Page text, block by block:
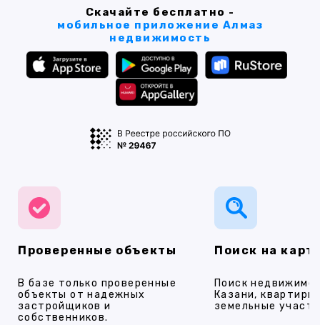
Скачайте бесплатно -
мобильное приложение Алмаз
недвижимость
Проверенные объекты
В базе только проверенные
объекты от надежных
застройщиков и
собственников.
Поиск на
Поиск
Казани,
земельные